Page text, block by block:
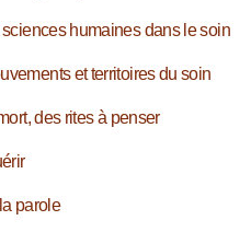
humaines dans le soin
et territoires du soin
des rites à penser
parole